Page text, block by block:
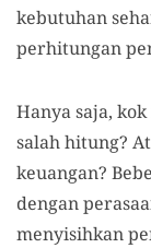
kebutuhan
perhitungan
Hanya saja,
salah hitung?
keuangan?
dengan
menyisihkan